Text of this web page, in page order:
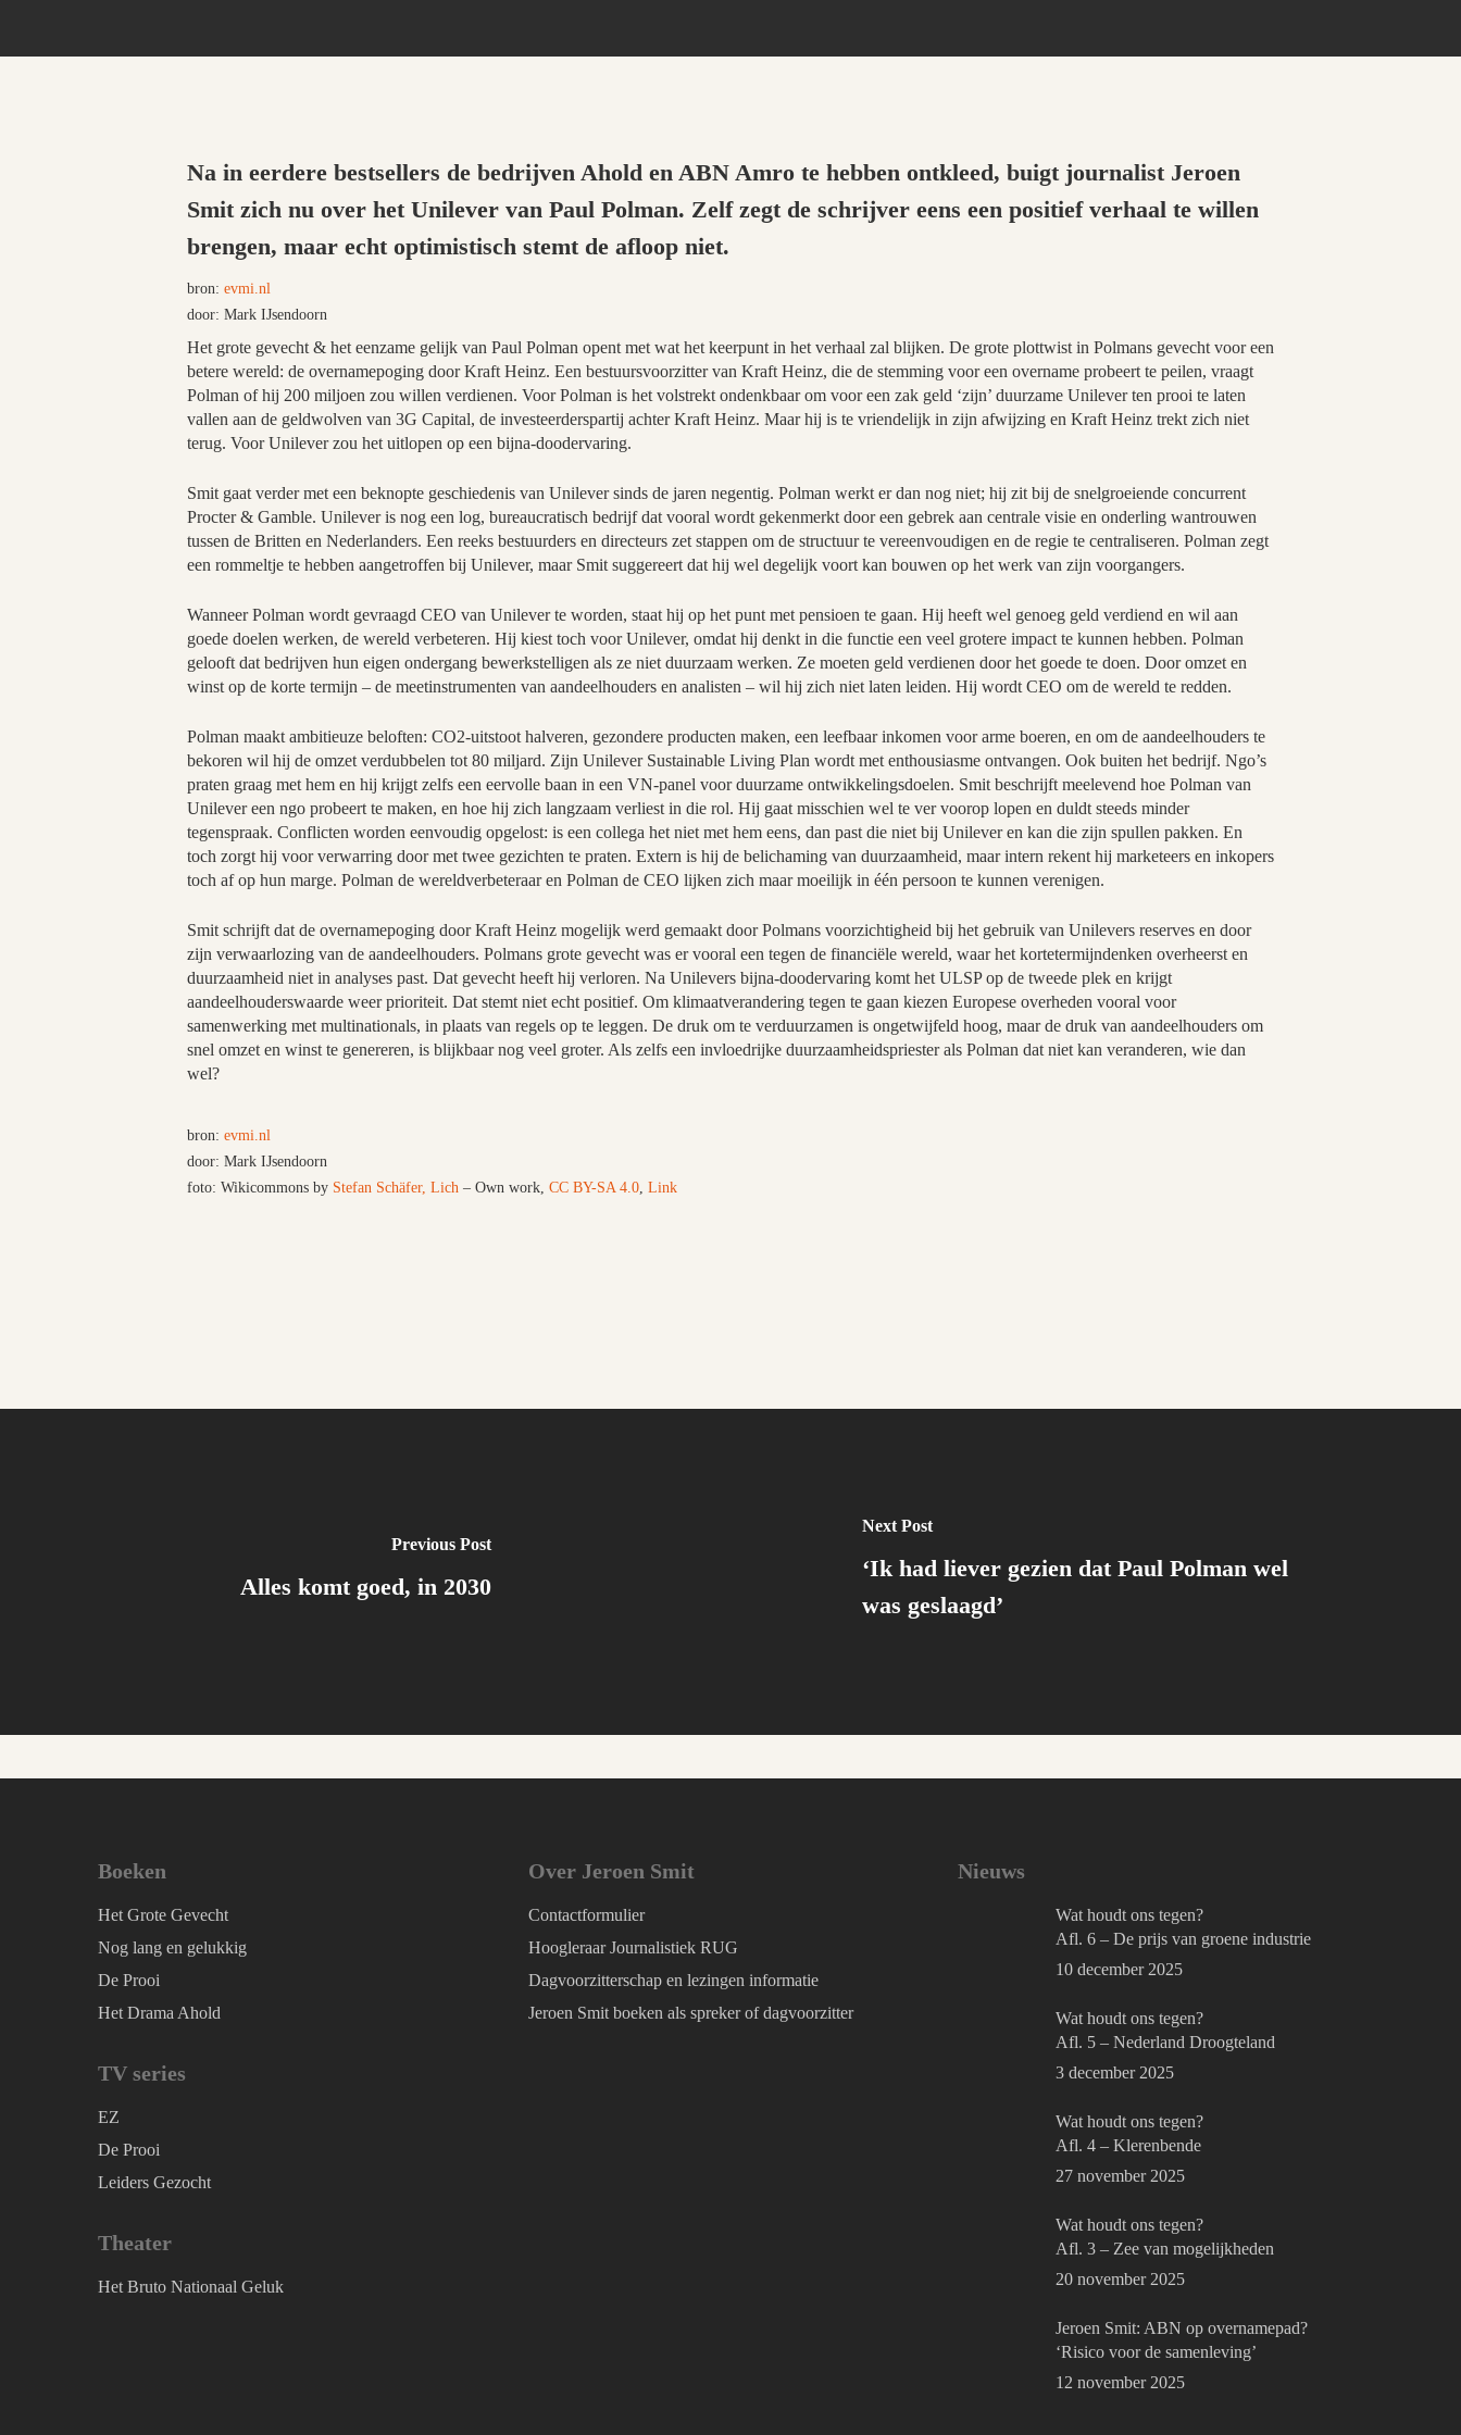
Na in eerdere bestsellers de bedrijven Ahold en ABN Amro te hebben ontkleed, buigt journalist Jeroen
Smit zich nu over het Unilever van Paul Polman. Zelf zegt de schrijver eens een positief verhaal te willen
brengen, maar echt optimistisch stemt de afloop niet.
bron: evmi.nl
door: Mark IJsendoorn
Het grote gevecht & het eenzame gelijk van Paul Polman opent met wat het keerpunt in het verhaal zal blijken. De grote plottwist in Polmans gevecht voor een
betere wereld: de overnamepoging door Kraft Heinz. Een bestuursvoorzitter van Kraft Heinz, die de stemming voor een overname probeert te peilen, vraagt
Polman of hij 200 miljoen zou willen verdienen. Voor Polman is het volstrekt ondenkbaar om voor een zak geld ‘zijn’ duurzame Unilever ten prooi te laten
vallen aan de geldwolven van 3G Capital, de investeerderspartij achter Kraft Heinz. Maar hij is te vriendelijk in zijn afwijzing en Kraft Heinz trekt zich niet
terug. Voor Unilever zou het uitlopen op een bijna-doodervaring.
Smit gaat verder met een beknopte geschiedenis van Unilever sinds de jaren negentig. Polman werkt er dan nog niet; hij zit bij de snelgroeiende concurrent
Procter & Gamble. Unilever is nog een log, bureaucratisch bedrijf dat vooral wordt gekenmerkt door een gebrek aan centrale visie en onderling wantrouwen
tussen de Britten en Nederlanders. Een reeks bestuurders en directeurs zet stappen om de structuur te vereenvoudigen en de regie te centraliseren. Polman zegt
een rommeltje te hebben aangetroffen bij Unilever, maar Smit suggereert dat hij wel degelijk voort kan bouwen op het werk van zijn voorgangers.
Wanneer Polman wordt gevraagd CEO van Unilever te worden, staat hij op het punt met pensioen te gaan. Hij heeft wel genoeg geld verdiend en wil aan
goede doelen werken, de wereld verbeteren. Hij kiest toch voor Unilever, omdat hij denkt in die functie een veel grotere impact te kunnen hebben. Polman
gelooft dat bedrijven hun eigen ondergang bewerkstelligen als ze niet duurzaam werken. Ze moeten geld verdienen door het goede te doen. Door omzet en
winst op de korte termijn – de meetinstrumenten van aandeelhouders en analisten – wil hij zich niet laten leiden. Hij wordt CEO om de wereld te redden.
Polman maakt ambitieuze beloften: CO2-uitstoot halveren, gezondere producten maken, een leefbaar inkomen voor arme boeren, en om de aandeelhouders te
bekoren wil hij de omzet verdubbelen tot 80 miljard. Zijn Unilever Sustainable Living Plan wordt met enthousiasme ontvangen. Ook buiten het bedrijf. Ngo’s
praten graag met hem en hij krijgt zelfs een eervolle baan in een VN-panel voor duurzame ontwikkelingsdoelen. Smit beschrijft meelevend hoe Polman van
Unilever een ngo probeert te maken, en hoe hij zich langzaam verliest in die rol. Hij gaat misschien wel te ver voorop lopen en duldt steeds minder
tegenspraak. Conflicten worden eenvoudig opgelost: is een collega het niet met hem eens, dan past die niet bij Unilever en kan die zijn spullen pakken. En
toch zorgt hij voor verwarring door met twee gezichten te praten. Extern is hij de belichaming van duurzaamheid, maar intern rekent hij marketeers en inkopers
toch af op hun marge. Polman de wereldverbeteraar en Polman de CEO lijken zich maar moeilijk in één persoon te kunnen verenigen.
Smit schrijft dat de overnamepoging door Kraft Heinz mogelijk werd gemaakt door Polmans voorzichtigheid bij het gebruik van Unilevers reserves en door
zijn verwaarlozing van de aandeelhouders. Polmans grote gevecht was er vooral een tegen de financiële wereld, waar het kortetermijndenken overheerst en
duurzaamheid niet in analyses past. Dat gevecht heeft hij verloren. Na Unilevers bijna-doodervaring komt het ULSP op de tweede plek en krijgt
aandeelhouderswaarde weer prioriteit. Dat stemt niet echt positief. Om klimaatverandering tegen te gaan kiezen Europese overheden vooral voor
samenwerking met multinationals, in plaats van regels op te leggen. De druk om te verduurzamen is ongetwijfeld hoog, maar de druk van aandeelhouders om
snel omzet en winst te genereren, is blijkbaar nog veel groter. Als zelfs een invloedrijke duurzaamheidspriester als Polman dat niet kan veranderen, wie dan
wel?
bron: evmi.nl
door: Mark IJsendoorn
foto: Wikicommons by Stefan Schäfer, Lich – Own work, CC BY-SA 4.0, Link
Previous Post
Alles komt goed, in 2030
Next Post
‘Ik had liever gezien dat Paul Polman wel
was geslaagd’
Boeken
Het Grote Gevecht
Nog lang en gelukkig
De Prooi
Het Drama Ahold
TV series
EZ
De Prooi
Leiders Gezocht
Theater
Het Bruto Nationaal Geluk
Over Jeroen Smit
Contactformulier
Hoogleraar Journalistiek RUG
Dagvoorzitterschap en lezingen informatie
Jeroen Smit boeken als spreker of dagvoorzitter
Nieuws
Wat houdt ons tegen?
Afl. 6 – De prijs van groene industrie
10 december 2025
Wat houdt ons tegen?
Afl. 5 – Nederland Droogteland
3 december 2025
Wat houdt ons tegen?
Afl. 4 – Klerenbende
27 november 2025
Wat houdt ons tegen?
Afl. 3 – Zee van mogelijkheden
20 november 2025
Jeroen Smit: ABN op overnamepad?
‘Risico voor de samenleving’
12 november 2025